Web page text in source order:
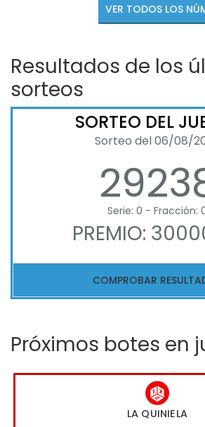
VER
Resultados de los
sorteos
SORTEO DEL
Sorteo del 06/08/
Serie: 0 - Fracción:
PREMIO:
COMPROBAR
Próximos botes en
LA QUINIELA